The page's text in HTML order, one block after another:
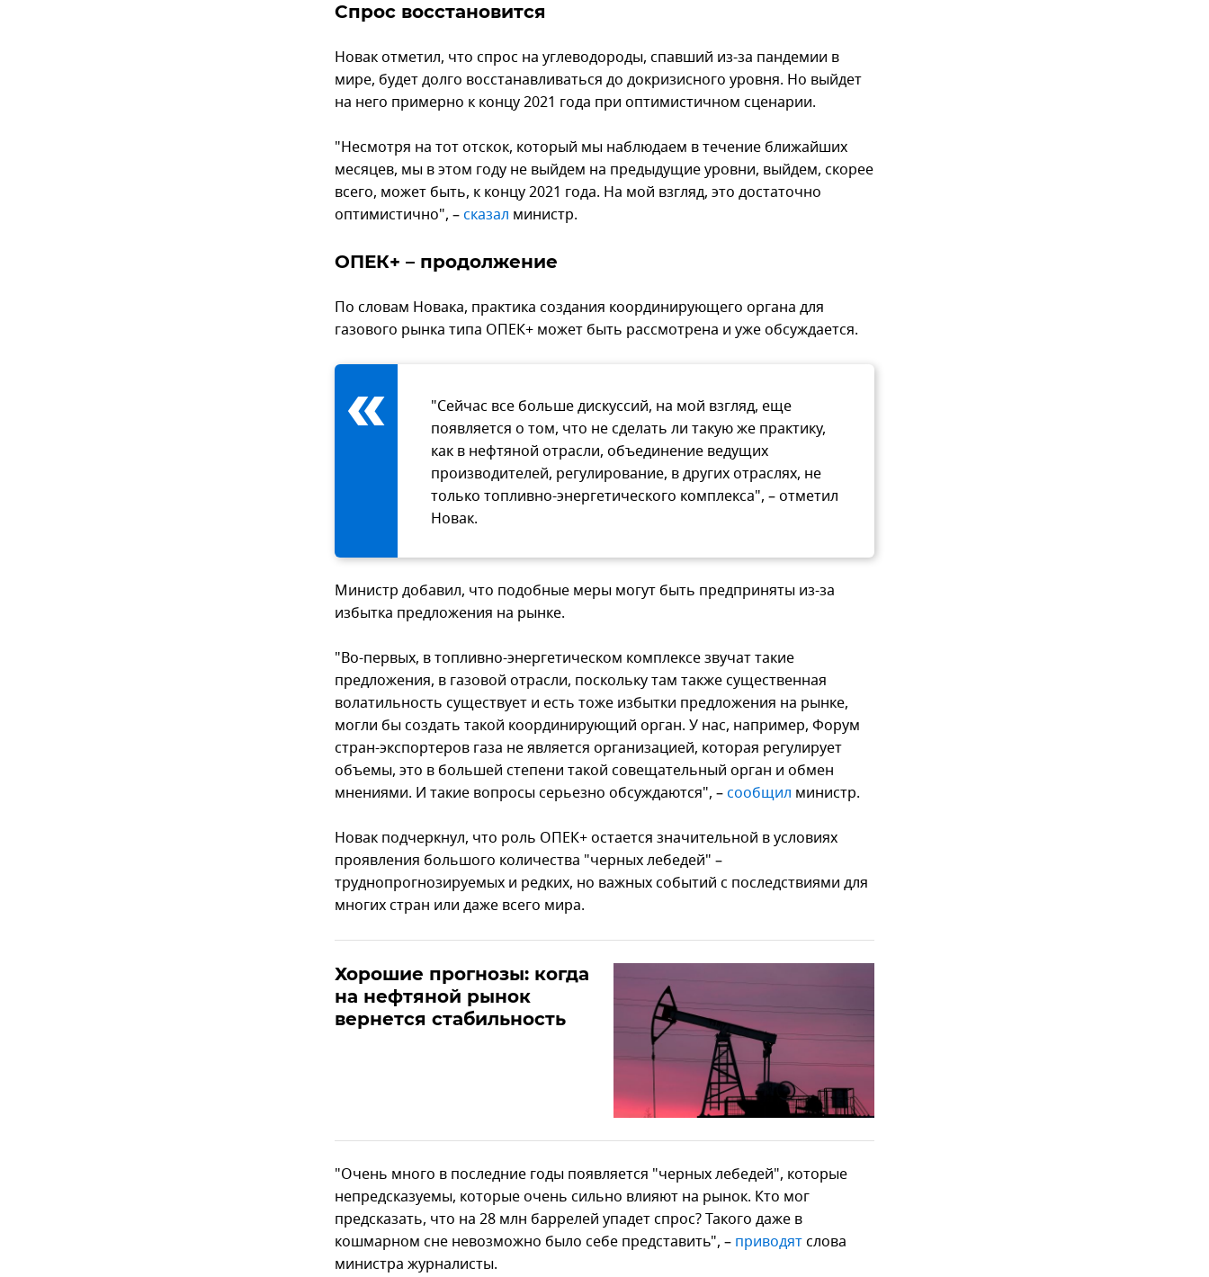
Спрос восстановится
Новак отметил, что спрос на углеводороды, спавший из-за пандемии в
мире, будет долго восстанавливаться до докризисного уровня. Но выйдет
на него примерно к концу 2021 года при оптимистичном сценарии.
"Несмотря на тот отскок, который мы наблюдаем в течение ближайших
месяцев, мы в этом году не выйдем на предыдущие уровни, выйдем, скорее
всего, может быть, к концу 2021 года. На мой взгляд, это достаточно
оптимистично", – сказал министр.
ОПЕК+ – продолжение
По словам Новака, практика создания координирующего органа для
газового рынка типа ОПЕК+ может быть рассмотрена и уже обсуждается.
"Сейчас все больше дискуссий, на мой взгляд, еще
появляется о том, что не сделать ли такую же практику,
как в нефтяной отрасли, объединение ведущих
производителей, регулирование, в других отраслях, не
только топливно-энергетического комплекса", – отметил
Новак.
Министр добавил, что подобные меры могут быть предприняты из-за
избытка предложения на рынке.
"Во-первых, в топливно-энергетическом комплексе звучат такие
предложения, в газовой отрасли, поскольку там также существенная
волатильность существует и есть тоже избытки предложения на рынке,
могли бы создать такой координирующий орган. У нас, например, Форум
стран-экспортеров газа не является организацией, которая регулирует
объемы, это в большей степени такой совещательный орган и обмен
мнениями. И такие вопросы серьезно обсуждаются", – сообщил министр.
Новак подчеркнул, что роль ОПЕК+ остается значительной в условиях
проявления большого количества "черных лебедей" –
труднопрогнозируемых и редких, но важных событий с последствиями для
многих стран или даже всего мира.
Хорошие прогнозы: когда
на нефтяной рынок
вернется стабильность
"Очень много в последние годы появляется "черных лебедей", которые
непредсказуемы, которые очень сильно влияют на рынок. Кто мог
предсказать, что на 28 млн баррелей упадет спрос? Такого даже в
кошмарном сне невозможно было себе представить", – приводят слова
министра журналисты.